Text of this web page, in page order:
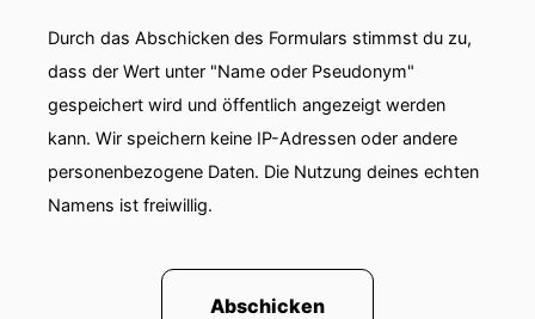
Durch das Abschicken des Formulars stimmst du zu,
dass der Wert unter "Name oder Pseudonym"
gespeichert wird und öffentlich angezeigt werden
kann. Wir speichern keine IP-Adressen oder andere
personenbezogene Daten. Die Nutzung deines echten
Namens ist freiwillig.
Abschicken